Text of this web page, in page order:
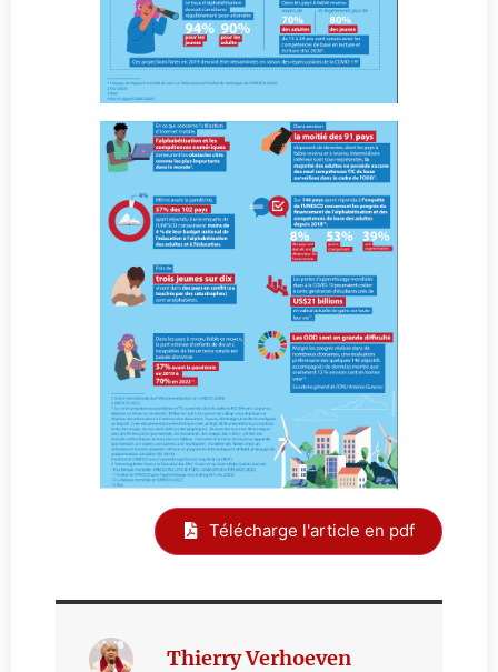
Télécharge l'article en pdf
Thierry Verhoeven